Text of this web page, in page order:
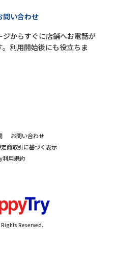
問い合わせ
ジからすぐに店舗へお電話が
。利用開始後にも役立ちま
お問い合わせ
商取引に基づく表示
用規約
Reserved.